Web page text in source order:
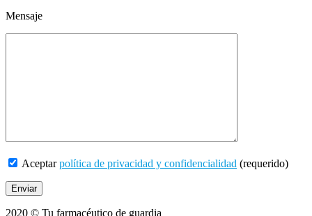
Mensaje
Aceptarpolítica de privacidad y confidencialidad (requerido)
2020 © Tu farmacéutico de guardia